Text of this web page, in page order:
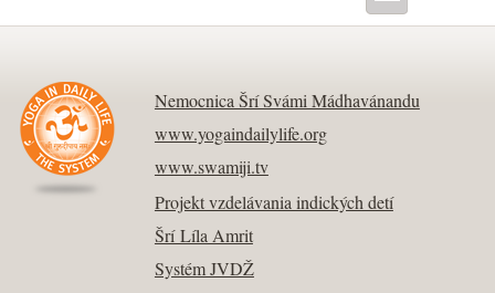
Nemocnica Šrí Svámi Mádhavánandu
www.yogaindailylife.org
www.swamiji.tv
Projekt vzdelávania indických detí
Šrí Líla Amrit
Systém JVDŽ